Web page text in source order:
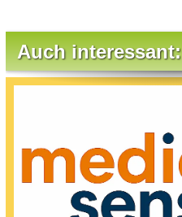
Auch interessant: